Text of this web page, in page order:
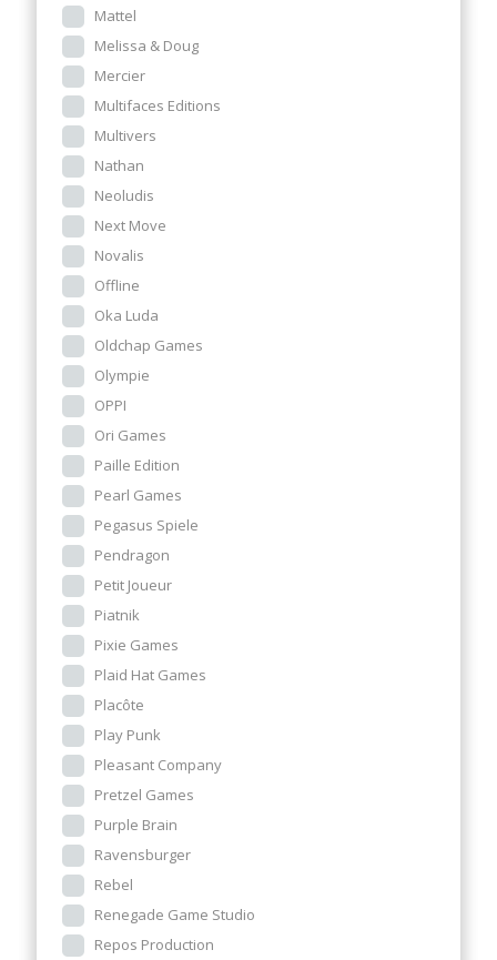
Mattel
Melissa & Doug
Mercier
Multifaces Editions
Multivers
Nathan
Neoludis
Next Move
Novalis
Offline
Oka Luda
Oldchap Games
Olympie
OPPI
Ori Games
Paille Edition
Pearl Games
Pegasus Spiele
Pendragon
Petit Joueur
Piatnik
Pixie Games
Plaid Hat Games
Placôte
Play Punk
Pleasant Company
Pretzel Games
Purple Brain
Ravensburger
Rebel
Renegade Game Studio
Repos Production